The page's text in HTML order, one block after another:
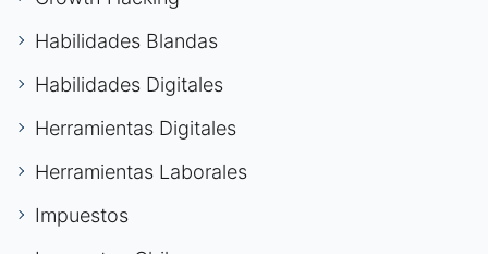
Habilidades Blandas
Habilidades Digitales
Herramientas Digitales
Herramientas Laborales
Impuestos